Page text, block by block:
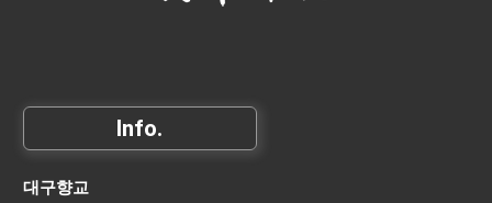
Info.
대구향교